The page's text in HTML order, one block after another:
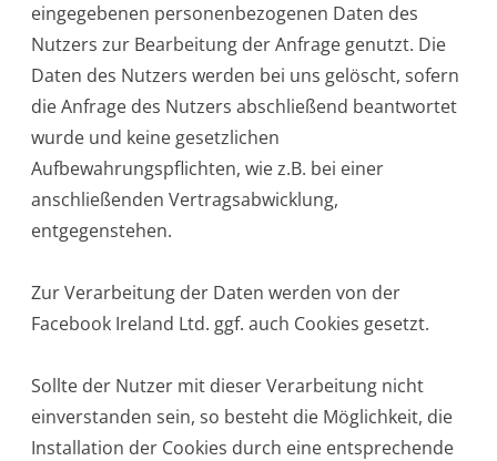
eingegebenen personenbezogenen Daten des
Nutzers zur Bearbeitung der Anfrage genutzt. Die
Daten des Nutzers werden bei uns gelöscht, sofern
die Anfrage des Nutzers abschließend beantwortet
wurde und keine gesetzlichen
Aufbewahrungspflichten, wie z.B. bei einer
anschließenden Vertragsabwicklung,
entgegenstehen.
Zur Verarbeitung der Daten werden von der
Facebook Ireland Ltd. ggf. auch Cookies gesetzt.
Sollte der Nutzer mit dieser Verarbeitung nicht
einverstanden sein, so besteht die Möglichkeit, die
Installation der Cookies durch eine entsprechende